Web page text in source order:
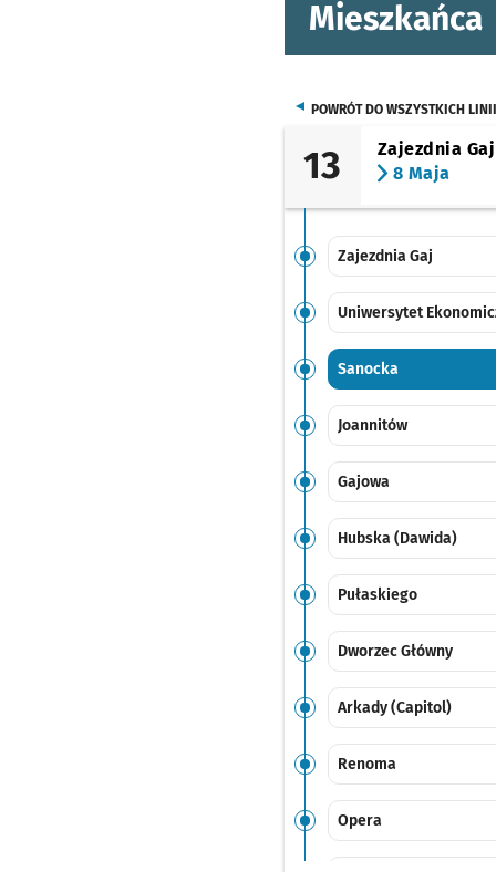
Mieszkańca
POWRÓT DO WSZYSTKICH LINII
13
Zajezdnia Gaj
8 Maja
Zajezdnia Gaj
Uniwersytet
Sanocka
Joannitów
Gajowa
Hubska (Dawida)
Pułaskiego
Dworzec Główny
Arkady (Capitol)
Renoma
Opera